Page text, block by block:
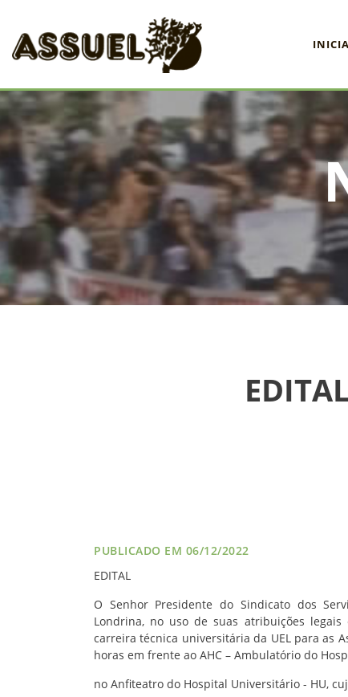
INICIAL
ASSUEL
CONVÊNIOS
INFORMATIVOS
CONTATOPUBLICADO EM 06/12/2022
EDITAL
O Senhor Presidente do Sindicato dos
Londrina, no uso de suas atribuições
carreira técnica universitária da UEL para as
horas em frente ao AHC – Ambulatório do
no Anfiteatro do Hospital Universitário - HU,